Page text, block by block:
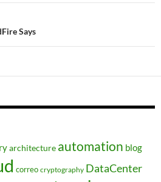
Says
architecture automation blog
correo cryptography DataCenter